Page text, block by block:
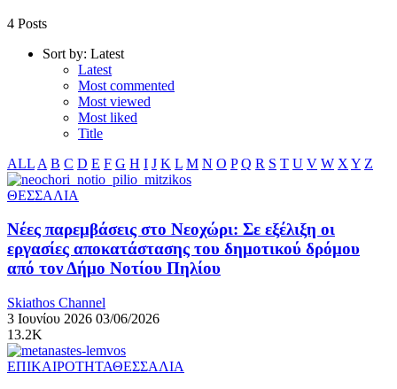
4 Posts
Sort by: Latest
Latest
Most commented
Most viewed
Most liked
Title
ALL A B C D E F G H I J K L M N O P Q R S T U V W X Y Z
ΘΕΣΣΑΛΙΑ
Νέες παρεμβάσεις στο Νεοχώρι: Σε εξέλιξη οι
εργασίες αποκατάστασης του δημοτικού δρόμου
από τον Δήμο Νοτίου Πηλίου
Skiathos Channel
3 Ιουνίου 2026 03/06/2026
13.2K
ΕΠΙΚΑΙΡΟΤΗΤΑΘΕΣΣΑΛΙΑ